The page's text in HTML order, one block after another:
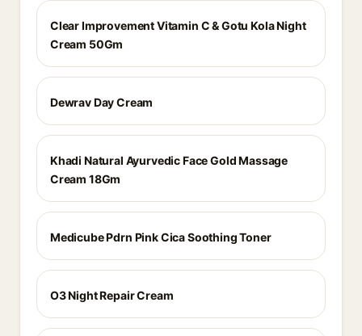
Clear Improvement Vitamin C & Gotu Kola Night
Cream 50Gm
Dewrav Day Cream
Khadi Natural Ayurvedic Face Gold Massage
Cream 18Gm
Medicube Pdrn Pink Cica Soothing Toner
O3 Night Repair Cream